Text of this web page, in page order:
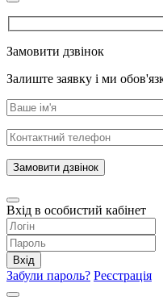
Замовити дзвінок
Залиште заявку і ми
Замовити дзвінок
Вхід в особистий кабінет
Вхід
Забули пароль? Реєстрація